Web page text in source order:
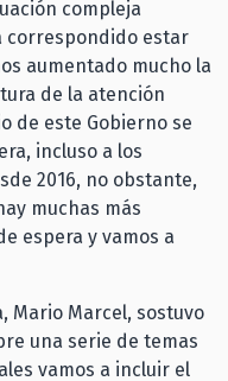
compleja
correspondido estar
aumentado mucho la
de la atención
de este Gobierno se
incluso a los
2016, no obstante,
muchas más
espera y vamos a
Mario Marcel, sostuvo
una serie de temas
vamos a incluir el